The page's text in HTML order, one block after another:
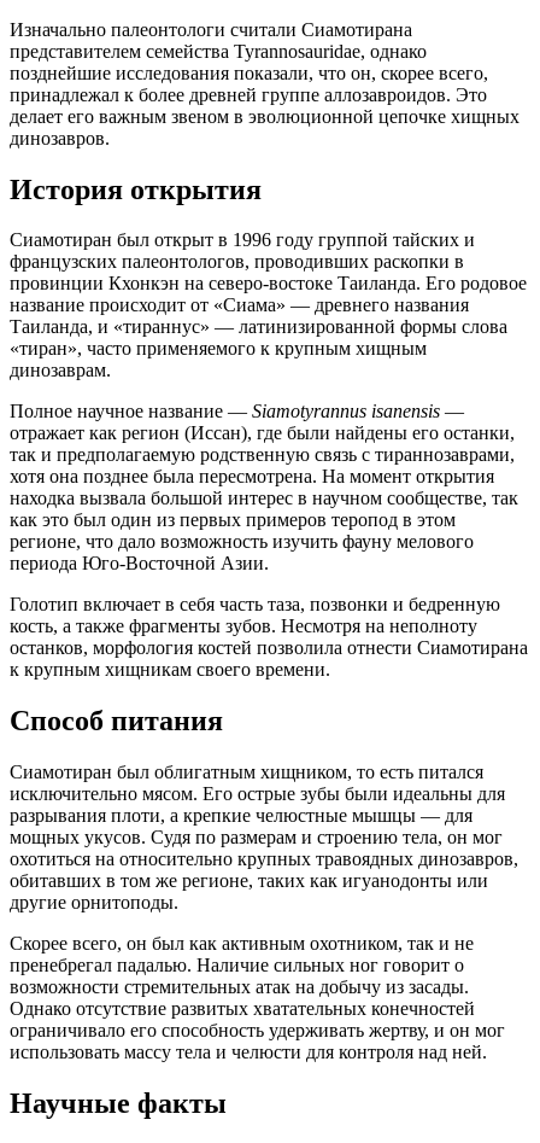
Изначально палеонтологи считали Сиамотирана
представителем семейства Tyrannosauridae, однако
позднейшие исследования показали, что он, скорее всего,
принадлежал к более древней группе аллозавроидов. Это
делает его важным звеном в эволюционной цепочке хищных
динозавров.
История открытия
Сиамотиран был открыт в 1996 году группой тайских и
французских палеонтологов, проводивших раскопки в
провинции Кхонкэн на северо-востоке Таиланда. Его родовое
название происходит от «Сиама» — древнего названия
Таиланда, и «тираннус» — латинизированной формы слова
«тиран», часто применяемого к крупным хищным
динозаврам.
Полное научное название — Siamotyrannus isanensis —
отражает как регион (Иссан), где были найдены его останки,
так и предполагаемую родственную связь с тираннозаврами,
хотя она позднее была пересмотрена. На момент открытия
находка вызвала большой интерес в научном сообществе, так
как это был один из первых примеров теропод в этом
регионе, что дало возможность изучить фауну мелового
периода Юго-Восточной Азии.
Голотип включает в себя часть таза, позвонки и бедренную
кость, а также фрагменты зубов. Несмотря на неполноту
останков, морфология костей позволила отнести Сиамотирана
к крупным хищникам своего времени.
Способ питания
Сиамотиран был облигатным хищником, то есть питался
исключительно мясом. Его острые зубы были идеальны для
разрывания плоти, а крепкие челюстные мышцы — для
мощных укусов. Судя по размерам и строению тела, он мог
охотиться на относительно крупных травоядных динозавров,
обитавших в том же регионе, таких как игуанодонты или
другие орнитоподы.
Скорее всего, он был как активным охотником, так и не
пренебрегал падалью. Наличие сильных ног говорит о
возможности стремительных атак на добычу из засады.
Однако отсутствие развитых хватательных конечностей
ограничивало его способность удерживать жертву, и он мог
использовать массу тела и челюсти для контроля над ней.
Научные факты